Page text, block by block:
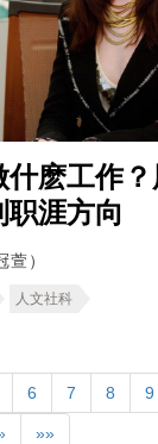
什麽工作
职涯方向
）
人文社科
6 7 8 9
»»